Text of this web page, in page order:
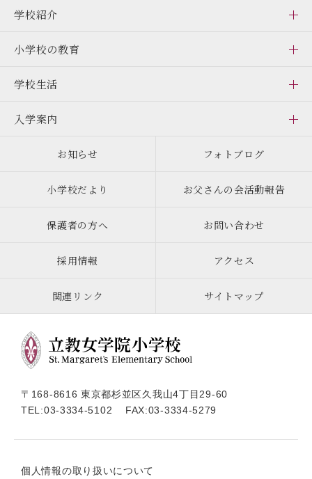
学校紹介
小学校の教育
学校生活
入学案内
お知らせ フォトブログ
小学校だより お父さんの会活動報告
保護者の方へ お問い合わせ
採用情報 アクセス
関連リンク サイトマップ
〒168-8616 東京都杉並区久我山4丁目29-60
TEL:03-3334-5102 FAX:03-3334-5279
個人情報の取り扱いについて